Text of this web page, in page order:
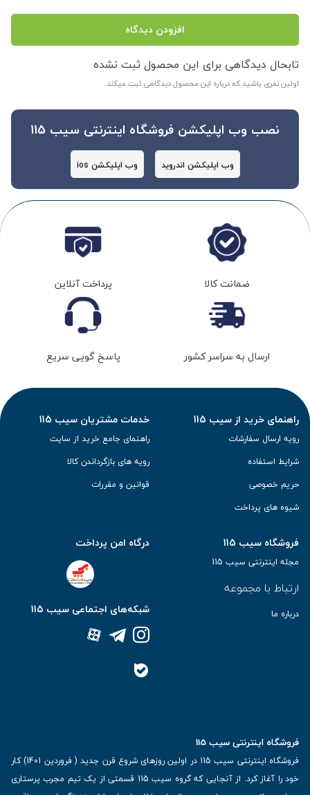
افزودن دیدگاه
تابحال دیدگاهی برای این محصول ثبت نشده
اولین نفری باشید که درباره این محصول دیدگاهی ثبت میکند
نصب وب اپلیکشن فروشگاه اینترنتی سیب 115
وب اپلیکشن اندروید وب اپلیکشن ios
ضمانت کالا پرداخت آنلاین
ارسال به سراسر کشور پاسخ گویی سریع
راهنمای خرید از سیب 115
رویه ارسال سفارشات
شرایط استفاده
حریم خصوصی
شیوه های پرداخت
خدمات مشتریان سیب 115
راهنمای جامع خرید از سایت
رویه های بازگرداندن کالا
قوانین و مقررات
فروشگاه سیب 115
مجله اینترنتی سیب 115
ارتباط با مجموعه
درباره ما
درگاه امن پرداخت
شبکه‌های اجتماعی سیب 115
فروشگاه اینترنتی سیب 115
فروشگاه اینترنتی سیب 115 در اولین روزهای شروع قرن جدید ( فروردین 1401) کار
خود را آغاز کرد. از آنجایی که گروه سیب 115 قسمتی از یک تیم مجرب پرستاری